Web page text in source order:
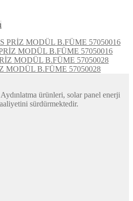
MODÜL B.FÜME 57050016
MODÜL B.FÜME 57050028
ürünleri, solar panel enerji
sürdürmektedir.